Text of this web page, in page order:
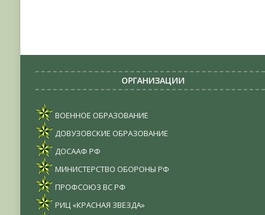
ОРГАНИЗАЦИИ
ВОЕННОЕ ОБРАЗОВАНИЕ
ДОВУЗОВСКИЕ ОБРАЗОВАНИЕ
ДОСААФ РФ
МИНИСТЕРСТВО ОБОРОНЫ РФ
ПРОФСОЮЗ ВС РФ
РИЦ «КРАСНАЯ ЗВЕЗДА»